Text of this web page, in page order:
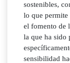
sostenibles,
lo que permite
el fomento de
la que ha sido
sensibilidad